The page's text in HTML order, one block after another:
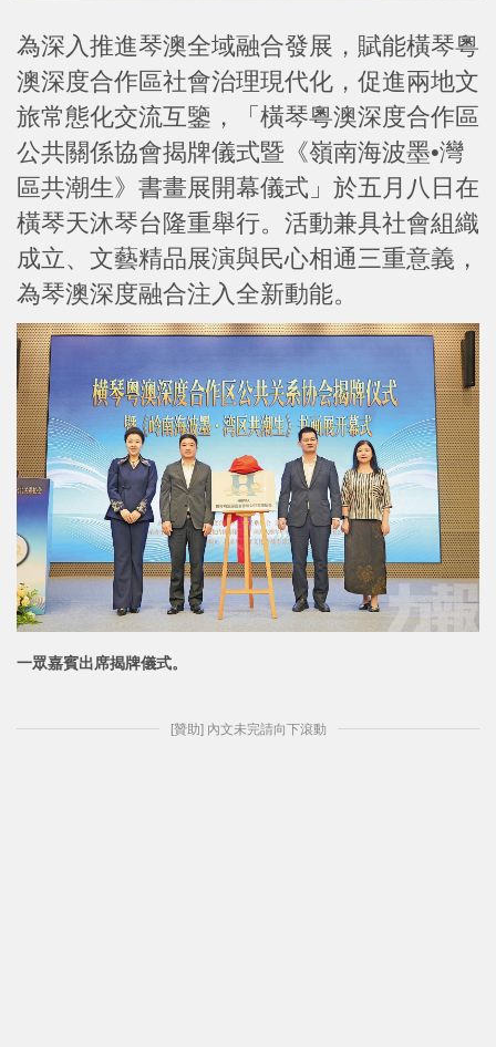
為深入推進琴澳全域融合發展，賦能橫琴粵
澳深度合作區社會治理現代化，促進兩地文
旅常態化交流互鑒，「橫琴粵澳深度合作區
公共關係協會揭牌儀式暨《嶺南海波墨•灣
區共潮生》書畫展開幕儀式」於五月八日在
橫琴天沐琴台隆重舉行。活動兼具社會組織
成立、文藝精品展演與民心相通三重意義，
為琴澳深度融合注入全新動能。
一眾嘉賓出席揭牌儀式。
[贊助] 內文未完請向下滾動